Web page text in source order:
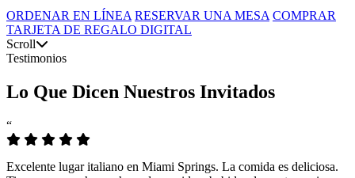
ORDENAR EN LÍNEA RESERVAR UNA MESA COMPRAR
TARJETA DE REGALO DIGITAL
Scroll
Testimonios
Lo Que Dicen Nuestros Invitados
“
Excelente lugar italiano en Miami Springs. La comida es deliciosa.